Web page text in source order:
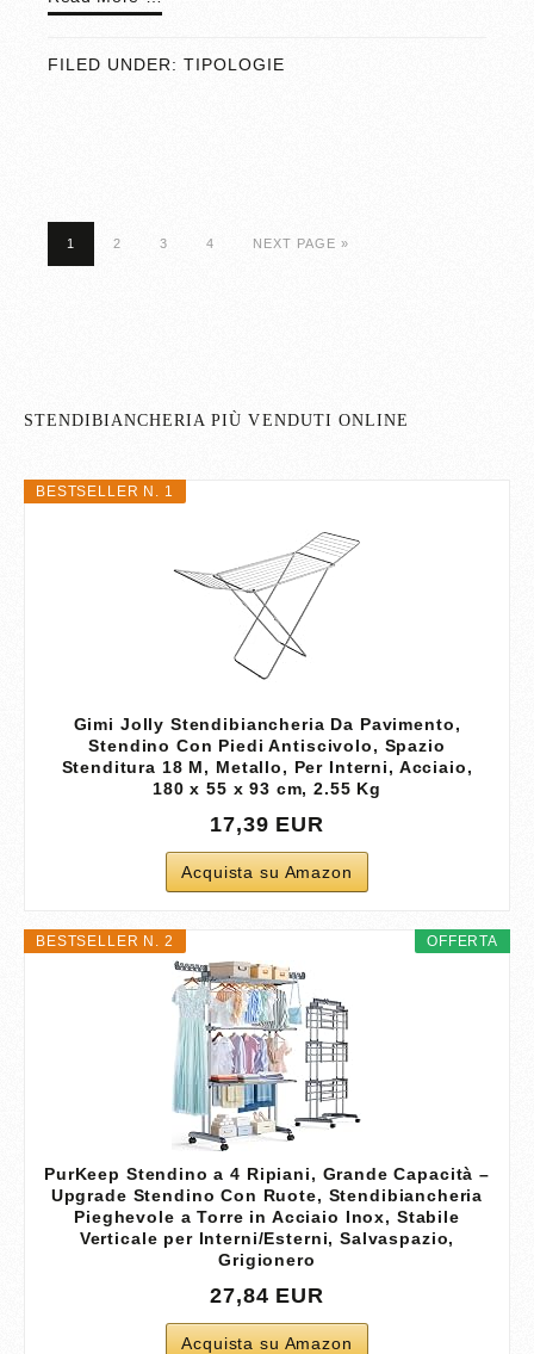
FILED UNDER: TIPOLOGIE
1 2 3 4 NEXT PAGE »
STENDIBIANCHERIA PIÙ VENDUTI ONLINE
BESTSELLER N. 1
Gimi Jolly Stendibiancheria Da Pavimento,
Stendino Con Piedi Antiscivolo, Spazio
Stenditura 18 M, Metallo, Per Interni, Acciaio‎,
180 x 55 x 93 cm, 2.55 Kg
17,39 EUR
Acquista su Amazon
OFFERTA
BESTSELLER N. 2
PurKeep Stendino a 4 Ripiani, Grande Capacità –
Upgrade Stendino Con Ruote, Stendibiancheria
Pieghevole a Torre in Acciaio Inox, Stabile
Verticale per Interni/Esterni, Salvaspazio,
Grigionero
27,84 EUR
Acquista su Amazon